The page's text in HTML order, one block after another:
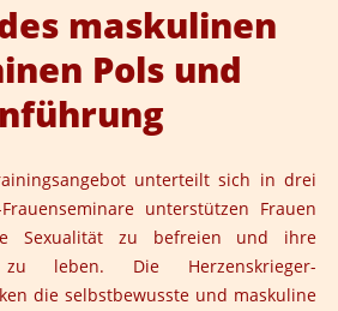
maskulinen
Pols und
unterteilt sich in drei
unterstützen Frauen
Sexualität zu befreien und ihre
zu leben. Die Herzenskrieger-
die selbstbewusste und maskuline